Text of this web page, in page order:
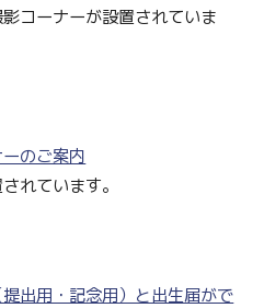
コーナーが設置されていま
のご案内
れています。
出用・記念用）と出生届がで